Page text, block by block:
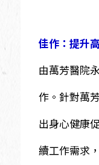
佳作：提升
由萬芳醫院
作。針對萬
出身心健康
續工作需求